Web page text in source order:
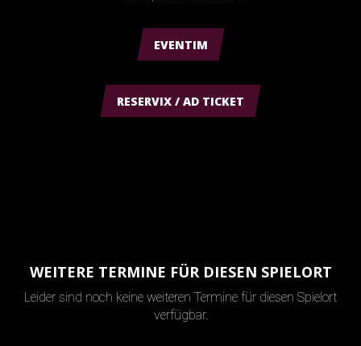
EVENTIM
RESERVIX / AD TICKET
WEITERE TERMINE FÜR DIESEN SPIELORT
Leider sind noch keine weiteren Termine für diesen Spielort
verfügbar.